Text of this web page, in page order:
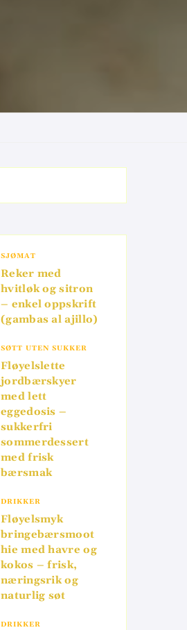
SJØMAT
Reker med
hvitløk og sitron
– enkel oppskrift
(gambas al ajillo)
SØTT UTEN SUKKER
Fløyelslette
jordbærskyer
med lett
eggedosis –
sukkerfri
sommerdessert
med frisk
bærsmak
DRIKKER
Fløyelsmyk
bringebærsmoot
hie med havre og
kokos – frisk,
næringsrik og
naturlig søt
DRIKKER